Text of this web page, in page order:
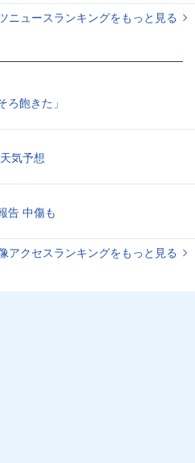
ニュースランキングをもっと見る
ろ飽きた」
気予想
告 中傷も
アクセスランキングをもっと見る